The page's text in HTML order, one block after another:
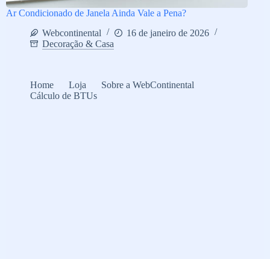
Ar Condicionado de Janela Ainda Vale a Pena?
Webcontinental
16 de janeiro de 2026
Decoração & Casa
Home Loja
Sobre a WebContinental
Cálculo de BTUs